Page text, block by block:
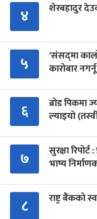
४ शेरबहादुर
५
‘संसद्‍मा
कारोबार
६
ब्रोड पिकमा
ल्याइयो
७
सुरक्षा
भाष्य
८ राष्ट्र बैंकको